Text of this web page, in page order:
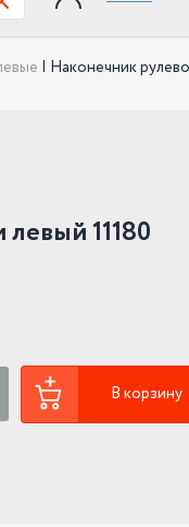
| Наконечник
11180
В корзину